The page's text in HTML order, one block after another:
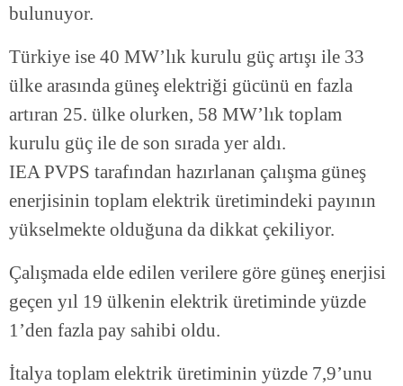
bulunuyor.
Türkiye ise 40 MW’lık kurulu güç artışı ile 33
ülke arasında güneş elektriği gücünü en fazla
artıran 25. ülke olurken, 58 MW’lık toplam
kurulu güç ile de son sırada yer aldı.
IEA PVPS tarafından hazırlanan çalışma güneş
enerjisinin toplam elektrik üretimindeki payının
yükselmekte olduğuna da dikkat çekiliyor.
Çalışmada elde edilen verilere göre güneş enerjisi
geçen yıl 19 ülkenin elektrik üretiminde yüzde
1’den fazla pay sahibi oldu.
İtalya toplam elektrik üretiminin yüzde 7,9’unu